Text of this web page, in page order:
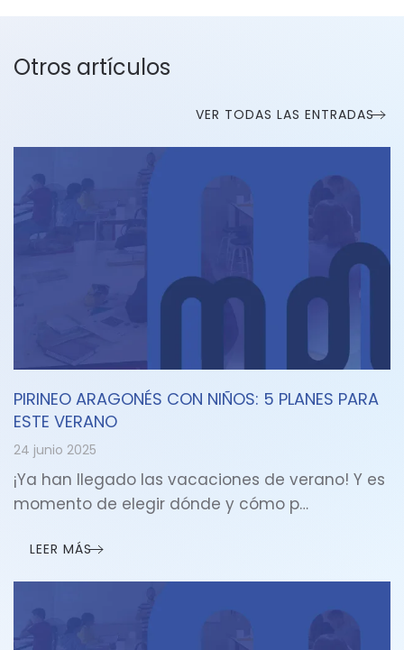
Otros artículos
VER TODAS LAS ENTRADAS
PIRINEO ARAGONÉS CON NIÑOS: 5 PLANES PARA
ESTE VERANO
24 junio 2025
¡Ya han llegado las vacaciones de verano! Y es
momento de elegir dónde y cómo p…
LEER MÁS